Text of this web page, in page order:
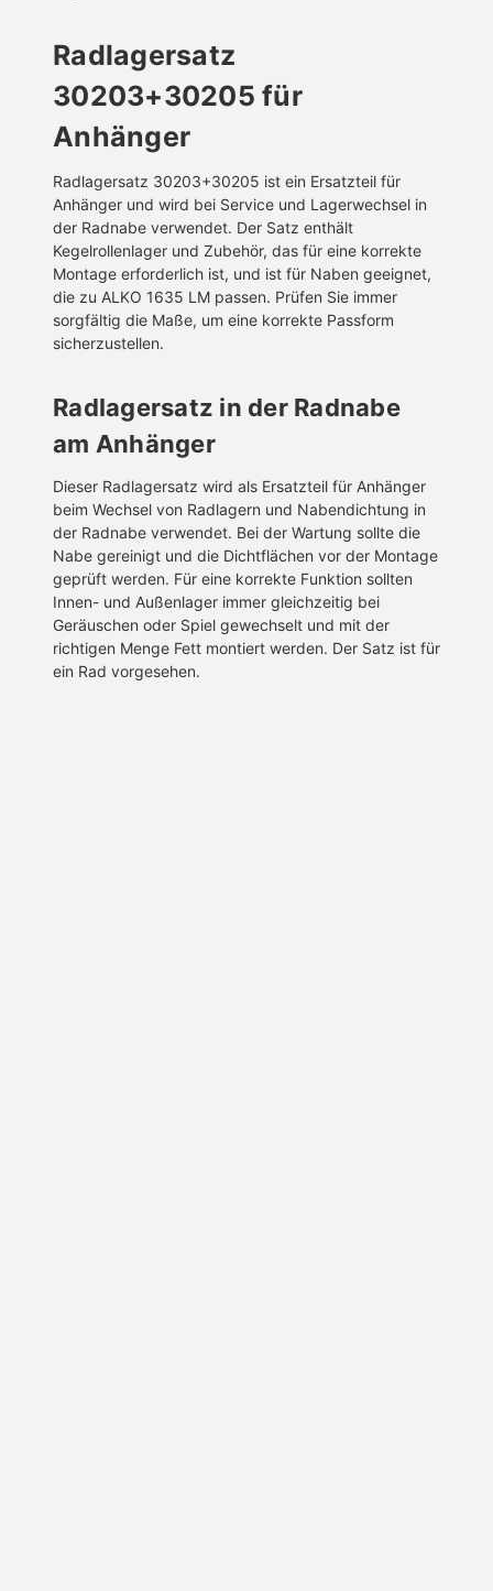
Radlagersatz
30203+30205 für
Anhänger
Radlagersatz 30203+30205 ist ein Ersatzteil für
Anhänger und wird bei Service und Lagerwechsel in
der Radnabe verwendet. Der Satz enthält
Kegelrollenlager und Zubehör, das für eine korrekte
Montage erforderlich ist, und ist für Naben geeignet,
die zu ALKO 1635 LM passen. Prüfen Sie immer
sorgfältig die Maße, um eine korrekte Passform
sicherzustellen.
Radlagersatz in der Radnabe
am Anhänger
Dieser Radlagersatz wird als Ersatzteil für Anhänger
beim Wechsel von Radlagern und Nabendichtung in
der Radnabe verwendet. Bei der Wartung sollte die
Nabe gereinigt und die Dichtflächen vor der Montage
geprüft werden. Für eine korrekte Funktion sollten
Innen- und Außenlager immer gleichzeitig bei
Geräuschen oder Spiel gewechselt und mit der
richtigen Menge Fett montiert werden. Der Satz ist für
ein Rad vorgesehen.